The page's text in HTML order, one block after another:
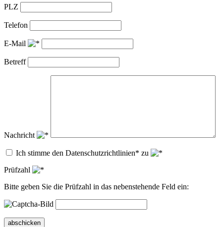
PLZ
Telefon
E-Mail
Betreff
Nachricht
Ich stimme den Datenschutzrichtlinien* zu
Prüfzahl
Bitte geben Sie die Prüfzahl in das nebenstehende Feld ein:
abschicken